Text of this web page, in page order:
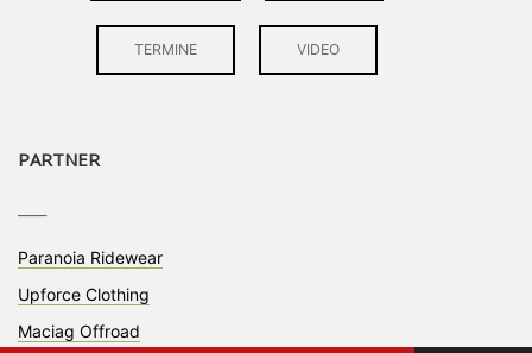
TERMINE VIDEO
PARTNER
Paranoia Ridewear
Upforce Clothing
Maciag Offroad